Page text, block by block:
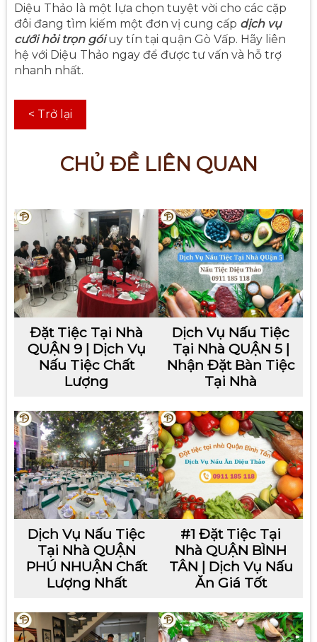
Diệu Thảo là một lựa chọn tuyệt vời cho các cặp
đôi đang tìm kiếm một đơn vị cung cấp dịch vụ
cưới hỏi trọn góiuy tín tại quận Gò Vấp. Hãy liên
hệ với Diệu Thảo ngay để được tư vấn và hỗ trợ
nhanh nhất.
< Trở lại
CHỦ ĐỀ LIÊN QUAN
Đặt Tiệc Tại Nhà
QUẬN 9 | Dịch Vụ
Nấu Tiệc Chất
Lượng
Dịch Vụ Nấu Tiệc
Tại Nhà QUẬN 5 |
Nhận Đặt Bàn Tiệc
Tại Nhà
Dịch Vụ Nấu Tiệc
Tại Nhà QUẬN
PHÚ NHUẬN Chất
Lượng Nhất
#1 Đặt Tiệc Tại
Nhà QUẬN BÌNH
TÂN | Dịch Vụ Nấu
Ăn Giá Tốt